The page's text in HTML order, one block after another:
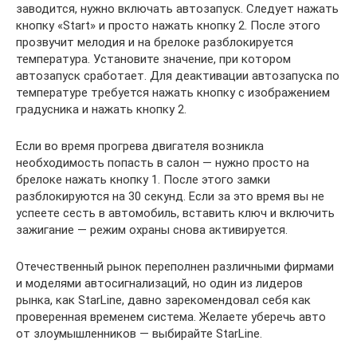
заводится, нужно включать автозапуск. Следует нажать
кнопку «Start» и просто нажать кнопку 2. После этого
прозвучит мелодия и на брелоке разблокируется
температура. Установите значение, при котором
автозапуск сработает. Для деактивации автозапуска по
температуре требуется нажать кнопку с изображением
градусника и нажать кнопку 2.
Если во время прогрева двигателя возникла
необходимость попасть в салон — нужно просто на
брелоке нажать кнопку 1. После этого замки
разблокируются на 30 секунд. Если за это время вы не
успеете сесть в автомобиль, вставить ключ и включить
зажигание — режим охраны снова активируется.
Отечественный рынок переполнен различными фирмами
и моделями автосигнализаций, но один из лидеров
рынка, как StarLine, давно зарекомендовал себя как
проверенная временем система. Желаете уберечь авто
от злоумышленников — выбирайте StarLine.